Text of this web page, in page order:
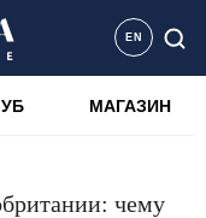
EN
МАГАЗИН
чему